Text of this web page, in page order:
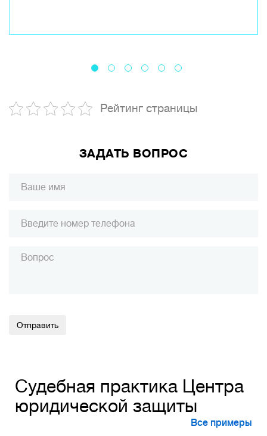
Рейтинг страницы
ЗАДАТЬ ВОПРОС
Судебная практика Центра
юридической защиты
Все примеры